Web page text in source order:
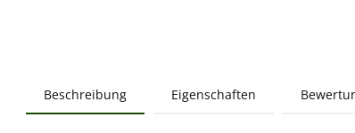
Beschreibung Eigenschaften